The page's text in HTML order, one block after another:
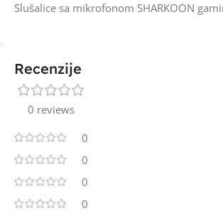
Slušalice sa mikrofonom SHARKOON
Recenzije
0 reviews
0
0
0
0